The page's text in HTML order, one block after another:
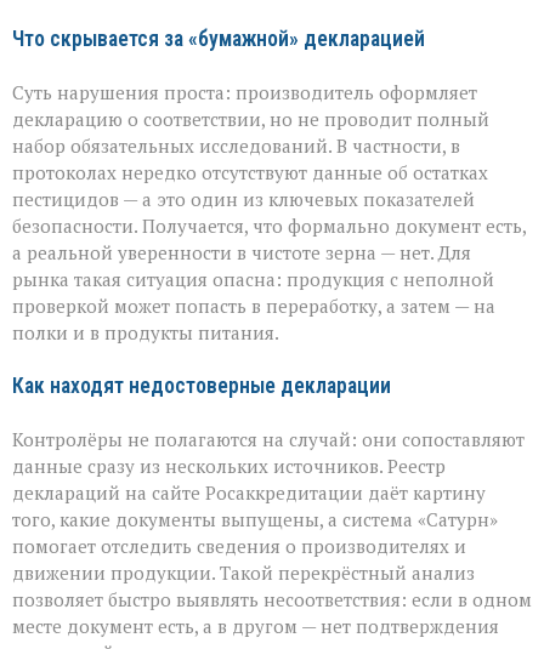
Что скрывается за «бумажной» декларацией
Суть нарушения проста: производитель оформляет
декларацию о соответствии, но не проводит полный
набор обязательных исследований. В частности, в
протоколах нередко отсутствуют данные об остатках
пестицидов — а это один из ключевых показателей
безопасности. Получается, что формально документ есть,
а реальной уверенности в чистоте зерна — нет. Для
рынка такая ситуация опасна: продукция с неполной
проверкой может попасть в переработку, а затем — на
полки и в продукты питания.
Как находят недостоверные декларации
Контролёры не полагаются на случай: они сопоставляют
данные сразу из нескольких источников. Реестр
деклараций на сайте Росаккредитации даёт картину
того, какие документы выпущены, а система «Сатурн»
помогает отследить сведения о производителях и
движении продукции. Такой перекрёстный анализ
позволяет быстро выявлять несоответствия: если в одном
месте документ есть, а в другом — нет подтверждения